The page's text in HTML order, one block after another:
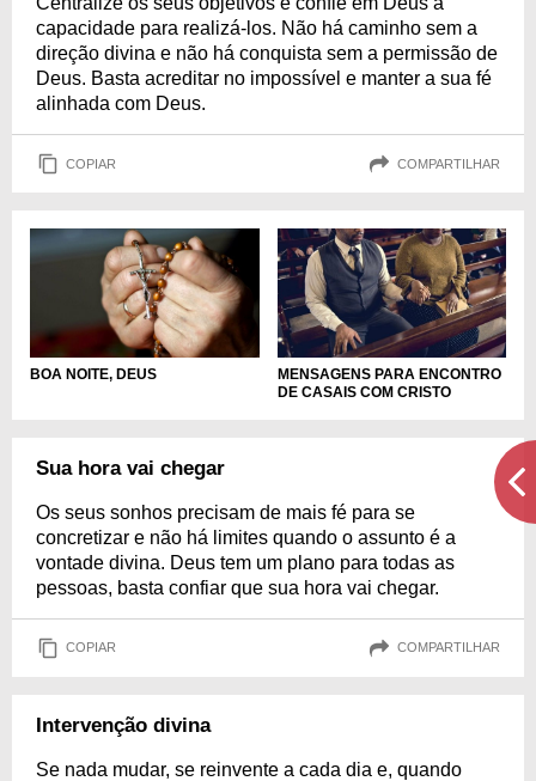
capacidade para realizá-los. Não há caminho sem a
direção divina e não há conquista sem a permissão de
Deus. Basta acreditar no impossível e manter a sua fé
alinhada com Deus.
COPIAR COMPARTILHAR
BOA NOITE, DEUS
MENSAGENS PARA ENCONTRO
DE CASAIS COM CRISTO
Sua hora vai chegar
Os seus sonhos precisam de mais fé para se
concretizar e não há limites quando o assunto é a
vontade divina. Deus tem um plano para todas as
pessoas, basta confiar que sua hora vai chegar.
COPIAR COMPARTILHAR
Intervenção divina
Se nada mudar, se reinvente a cada dia e, quando